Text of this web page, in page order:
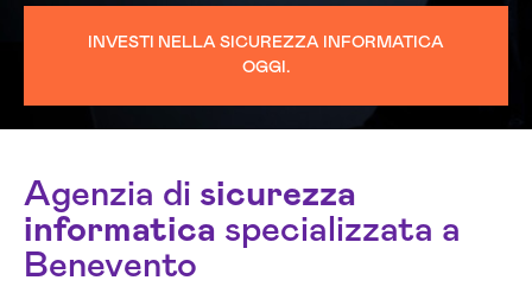
INVESTI NELLA SICUREZZA INFORMATICA
OGGI.
Agenzia di sicurezza
informatica specializzata a
Benevento